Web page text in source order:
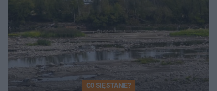
CO SIĘ STANIE?